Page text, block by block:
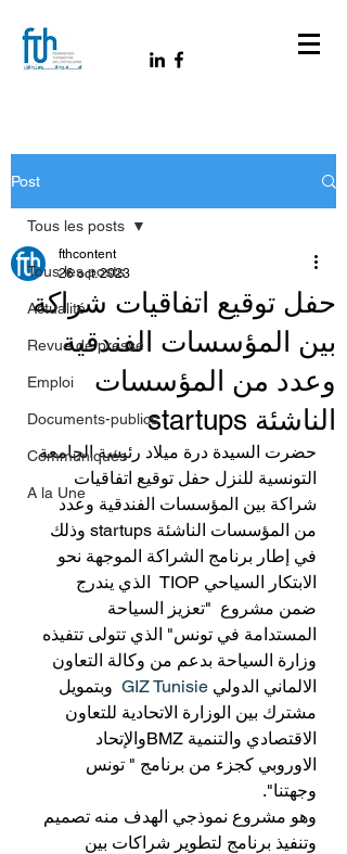
Post
Tous les posts
Actualité
Revue de presse
Emploi
Documents-publics
Communiqués
A la Une
Tous les posts
حفل توقيع اتفاقيات شراكة
بين المؤسسات الفندقية
وعدد من المؤسسات
الناشئة startups
fthcontent
26 oct. 2023
حضرت السيدة درة ميلاد رئيسة الجامعة
التونسية للنزل حفل توقيع اتفاقيات
شراكة بين المؤسسات الفندقية وعدد
من المؤسسات الناشئة startups وذلك
في إطار برنامج الشراكة الموجهة نحو
الابتكار السياحي TIOP  الذي يندرج
ضمن مشروع  "تعزيز السياحة
المستدامة في تونس" الذي تتولى تتفيذه
وزارة السياحة بدعم من وكالة التعاون
الالماني الدولي GIZ Tunisie
  وبتمويل
مشترك بين الوزارة الاتحادية للتعاون
الاقتصادي والتنمية BMZوالإتحاد
الاوروبي كجزء من برنامج " تونس
وجهتنا".
وهو مشروع نموذجي الهدف منه تصميم
وتنفيذ برنامج لتطوير شراكات بين